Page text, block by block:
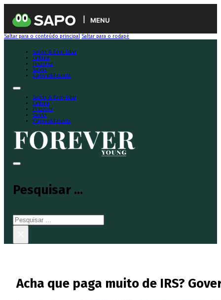
MENU
Saltar para o conteúdo principal Saltar para o rodapé
Saúde & Bem-Estar
Cultura
Prazeres
Saúde
Viagens&Resorts
Saúde & Bem-Estar
Cultura
Prazeres
Saúde
Viagens&Resorts
Pesquisar ...
Pesquisar
Acha que paga muito de IRS?